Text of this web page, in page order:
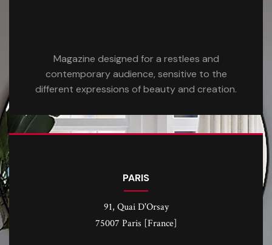
Magazine designed for a restlees and
contemporary audience, sensitive to the
different expressions of beauty and creation.
PARIS
91, Quai D'Orsay
75007 Paris [France]